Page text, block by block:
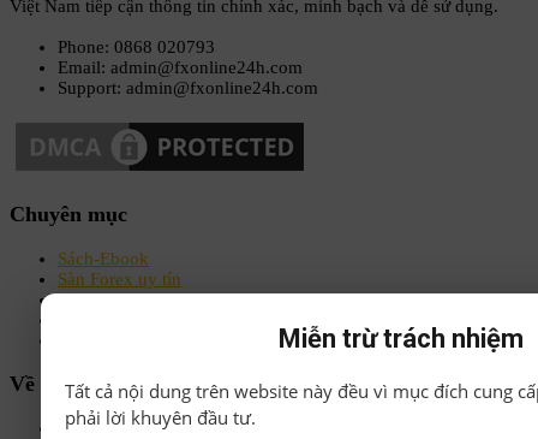
Việt Nam tiếp cận thông tin chính xác, minh bạch và dễ sử dụng.
Phone: 0868 020793
Email: admin@fxonline24h.com
Support: admin@fxonline24h.com
Chuyên mục
Sách-Ebook
Sàn Forex uy tín
Bonus Deposit
Về chúng tôi
Chính sách bảo mật
Miễn trừ trách nhiệm
Tất cả nội dung trên website này đều vì mục đích cung
phải lời khuyên đầu tư.